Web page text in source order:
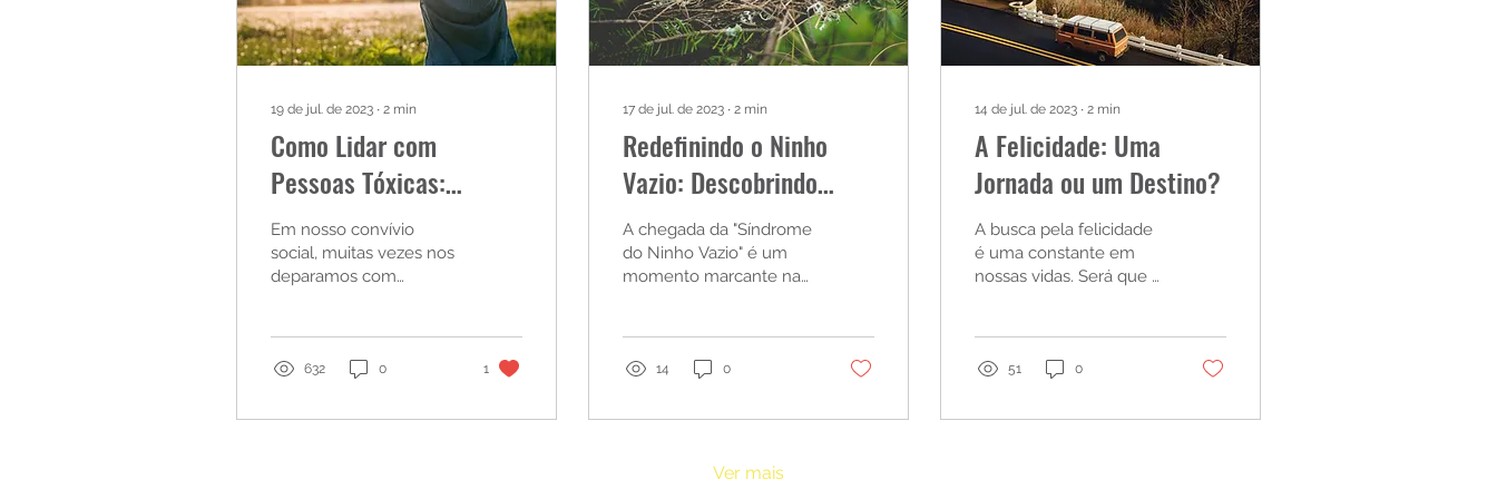
19 de jul. de 2023 ∙ 2 min
Como Lidar com
Pessoas Tóxicas:
Estratégias para
Preservar sua Saúde
Mental
Em nosso convívio
social, muitas vezes nos
deparamos com
nossa saúde mental
632 0 1
17 de jul. de 2023 ∙ 2 min
Redefinindo o Ninho
Vazio: Descobrindo
Novas Formas de
Conexão e Reinventando
a Própria Vida
A chegada da "Síndrome
do Ninho Vazio" é um
momento marcante na
14 0
14 de jul. de 2023 ∙ 2 min
A Felicidade: Uma
Jornada ou um Destino?
A busca pela felicidade
é uma constante em
nossas vidas. Será que é
definitivo?
51 0
Ver mais